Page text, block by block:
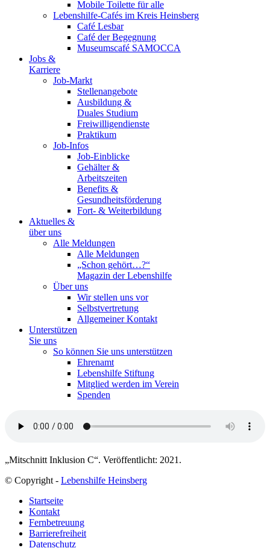
Mobile Toilette für alle
Lebenshilfe-Cafés im Kreis Heinsberg
Café Lesbar
Café der Begegnung
Museumscafé SAMOCCA
Jobs &
Karriere
Job-Markt
Stellenangebote
Ausbildung &
Duales Studium
Freiwilligendienste
Praktikum
Job-Infos
Job-Einblicke
Gehälter &
Arbeitszeiten
Benefits &
Gesundheitsförderung
Fort- & Weiterbildung
Aktuelles &
über uns
Alle Meldungen
Alle Meldungen
„Schon gehört…?“
Magazin der Lebenshilfe
Über uns
Wir stellen uns vor
Selbstvertretung
Allgemeiner Kontakt
Unterstützen
Sie uns
So können Sie uns unterstützen
Ehrenamt
Lebenshilfe Stiftung
Mitglied werden im Verein
Spenden
„Mitschnitt Inklusion C“. Veröffentlicht: 2021.
© Copyright - Lebenshilfe Heinsberg
Startseite
Kontakt
Fernbetreuung
Barrierefreiheit
Datenschutz